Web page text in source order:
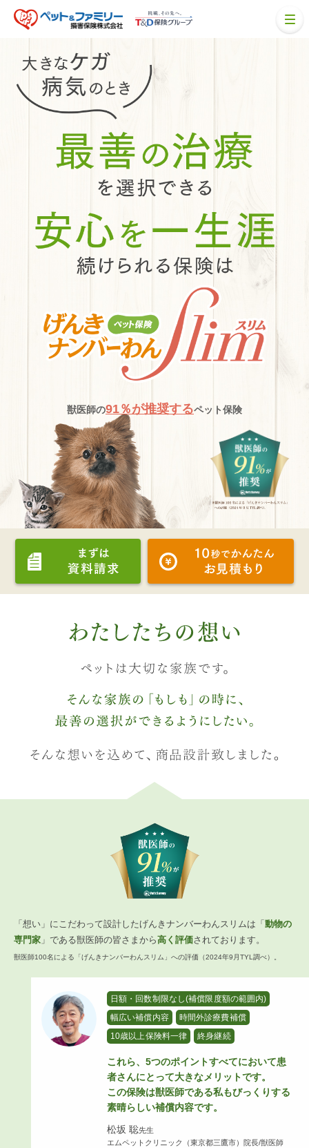
獣医師の91％が推奨するペット保険
「想い」にこだわって設計したげんきナンバーわんスリムは「 動物の
専門家 」である獣医師の皆さまから高く評価されております。
獣医師100名による「げんきナンバーわんスリム」への評価（2024年9月TYL調べ）。
日額・回数制限なし(補償限度額の範囲内)
幅広い補償内容
時間外診療費補償
10歳以上保険料一律
終身継続
これら、5つのポイントすべてにおいて患
者さんにとって大きなメリットです。
この保険は獣医師である私もびっくりする
素晴らしい補償内容です。
松坂 聡先生
エムペットクリニック（東京都三鷹市）院長/獣医師